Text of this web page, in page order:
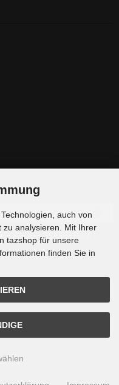
Kundenkonto abbestellt
auch von
zu analysieren. Mit Ihrer
tazshop für unsere
finden Sie in